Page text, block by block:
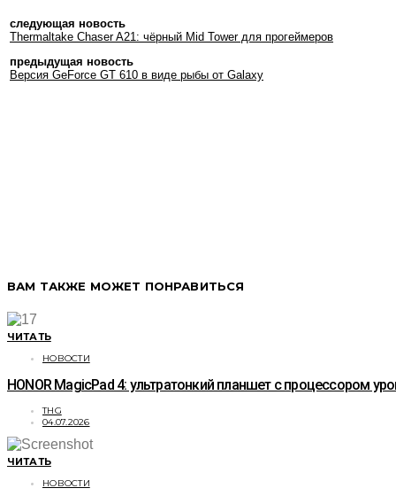
следующая новость
Thermaltake Chaser A21: чёрный Mid Tower для прогеймеров
предыдущая новость
Версия GeForce GT 610 в виде рыбы от Galaxy
ВАМ ТАКЖЕ МОЖЕТ ПОНРАВИТЬСЯ
ЧИТАТЬ
НОВОСТИ
HONOR MagicPad 4: ультратонкий планшет с процессором
THG
04.07.2026
ЧИТАТЬ
НОВОСТИ